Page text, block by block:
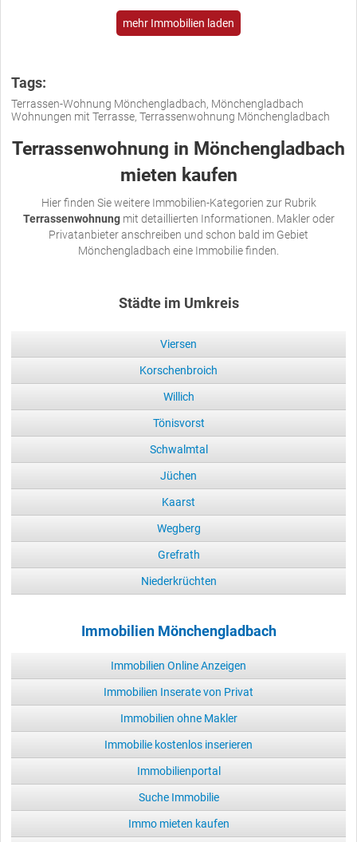
mehr Immobilien laden
Tags:
Terrassen-Wohnung Mönchengladbach, Mönchengladbach
Wohnungen mit Terrasse, Terrassenwohnung Mönchengladbach
Terrassenwohnung in Mönchengladbach
mieten kaufen
Hier finden Sie weitere Immobilien-Kategorien zur Rubrik
Terrassenwohnungmit detaillierten Informationen. Makler oder
Privatanbieter anschreiben und schon bald im Gebiet
Mönchengladbach eine Immobilie finden.
Städte im Umkreis
Viersen
Korschenbroich
Willich
Tönisvorst
Schwalmtal
Jüchen
Kaarst
Wegberg
Grefrath
Niederkrüchten
Immobilien Mönchengladbach
Immobilien Online Anzeigen
Immobilien Inserate von Privat
Immobilien ohne Makler
Immobilie kostenlos inserieren
Immobilienportal
Suche Immobilie
Immo mieten kaufen